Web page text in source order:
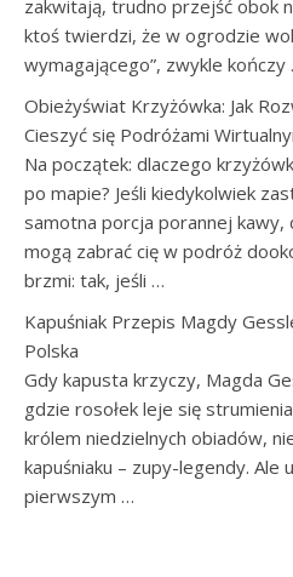
zakwitają, trudno przejść obok
ktoś twierdzi, że w ogrodzie
wymagającego”, zwykle kończy
Obieżyświat Krzyżówka: Jak
Cieszyć się Podróżami
Na początek: dlaczego
po mapie? Jeśli kiedykolwiek
samotna porcja porannej kawy,
mogą zabrać cię w podróż
brzmi: tak, jeśli …
Kapuśniak Przepis Magdy
Polska
Gdy kapusta krzyczy, Magda
gdzie rosołek leje się
królem niedzielnych obiadów,
kapuśniaku – zupy-legendy. Ale
pierwszym …